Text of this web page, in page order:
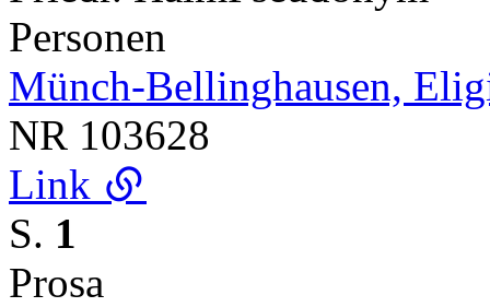
Personen
Münch-Bellinghausen,
NR 103628
Link
S. 1
Prosa